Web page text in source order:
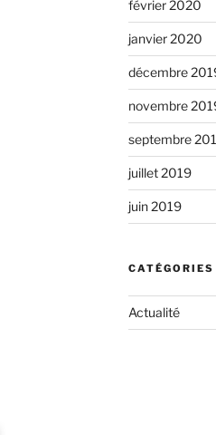
février 2020
janvier 2020
décembre
novembre
septembre
juillet 2019
juin 2019
CATÉGORIES
Actualité